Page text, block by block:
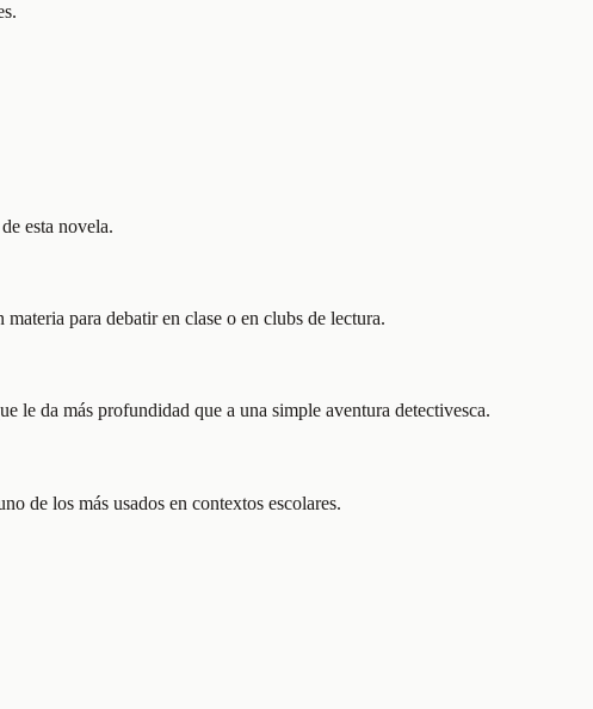
esta novela.
para debatir en clase o en clubs de lectura.
le da más profundidad que a una simple aventura detectivesca.
de los más usados en contextos escolares.